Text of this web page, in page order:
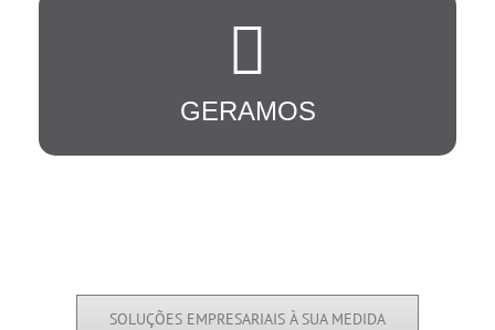
GERAMOS
Melhores serviços e receitas
SOLUÇÕES EMPRESARIAIS À SUA MEDIDA